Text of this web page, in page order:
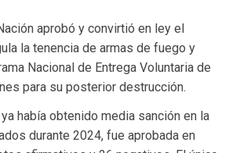
aprobó y convirtió en ley el
la tenencia de armas de fuego y
Nacional de Entrega Voluntaria de
para su posterior destrucción.
había obtenido media sanción en la
durante 2024, fue aprobada en